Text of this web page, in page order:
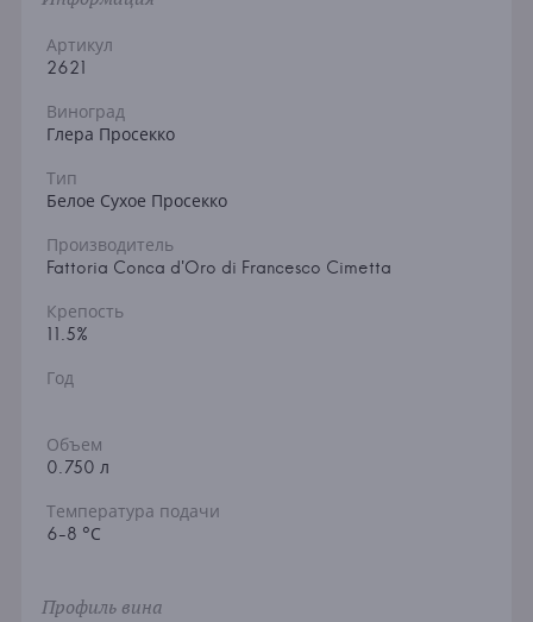
Артикул
2621
Виноград
Глера Просекко
Тип
Белое Сухое Просекко
Производитель
Fattoria Conca d'Oro di Francesco Cimetta
Крепость
11.5%
Год
Объем
0.750 л
Температура подачи
6-8 °С
Профиль вина